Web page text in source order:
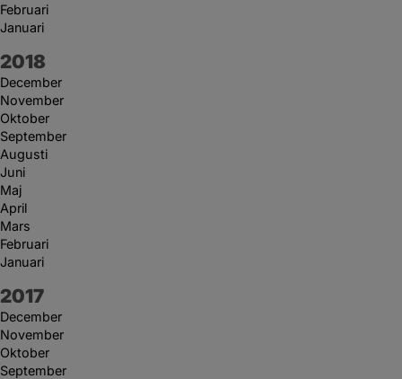
Februari
Januari
År:
2018
December
November
Oktober
September
Augusti
Juni
Maj
April
Mars
Februari
Januari
År:
2017
December
November
Oktober
September